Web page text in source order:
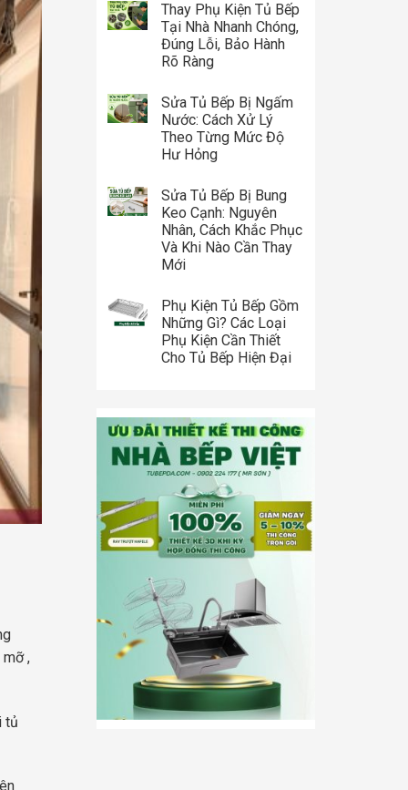
,
tủ
Thay Phụ Kiện Tủ Bếp
Tại Nhà Nhanh Chóng,
Đúng Lỗi, Bảo Hành
Rõ Ràng
Sửa Tủ Bếp Bị Ngấm
Nước: Cách Xử Lý
Theo Từng Mức Độ
Hư Hỏng
Sửa Tủ Bếp Bị Bung
Keo Cạnh: Nguyên
Nhân, Cách Khắc Phục
Và Khi Nào Cần Thay
Mới
Phụ Kiện Tủ Bếp Gồm
Những Gì? Các Loại
Phụ Kiện Cần Thiết
Cho Tủ Bếp Hiện Đại